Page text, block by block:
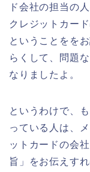
ド会社の担当の
クレジットカー
ということをを
らくして、問題
なりましたよ。
というわけで、
っている人は、
ットカードの会
旨」をお伝えす